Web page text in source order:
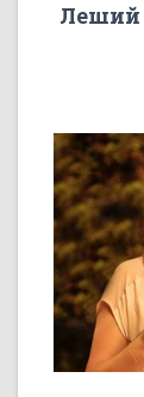
Леший